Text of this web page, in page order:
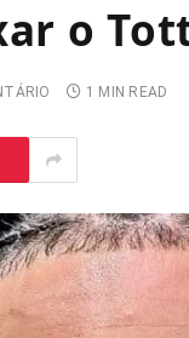
o
1 MIN READ